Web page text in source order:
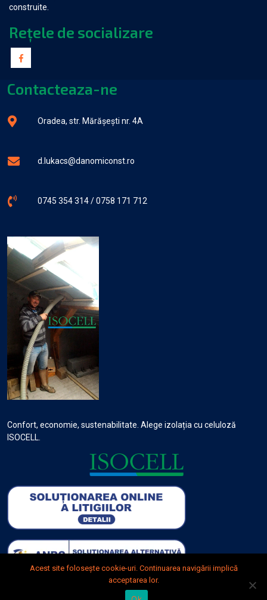
construite.
Rețele de socializare
Contacteaza-ne
Oradea, str. Mărășești nr. 4A
d.lukacs@danomiconst.ro
0745 354 314 / 0758 171 712
Confort, economie, sustenabilitate. Alege izolația cu celuloză
ISOCELL.
Acest site foloseşte cookie-uri. Continuarea navigării implică
acceptarea lor.